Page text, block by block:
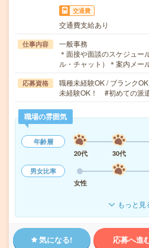
交通費
交通費支給あり
仕事内容
一般事務
＊面接や面談のスケジュー
ル・チャット）＊案内メ
応募資格
職種未経験OK / ブランク
未経験OK！ #初めての派
職場の雰囲気
年齢層
20代
30代
男女比率
女性
もっと見
気になる! 応募へ進